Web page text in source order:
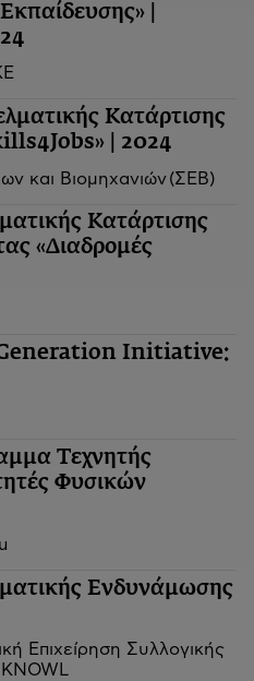
|
Κατάρτισης
| 2024
και Βιομηχανιών (ΣΕΒ)
Κατάρτισης
«Διαδρομές
Initiative:
Τεχνητής
Φυσικών
Ενδυνάμωσης
Επιχείρηση Συλλογικής
KNOWL